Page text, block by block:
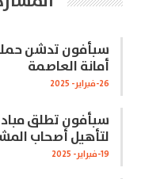
سبأفون تدشن
أمانة العاصمة
26-فبراير- 2025
سبأفون تطلق
لتأهيل أصحاب
19-فبراير- 2025